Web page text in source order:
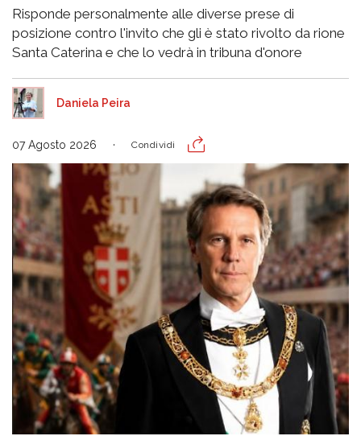
Risponde personalmente alle diverse prese di
posizione contro l'invito che gli è stato rivolto da rione
Santa Caterina e che lo vedrà in tribuna d'onore
Daniela Peira
07 Agosto 2026 Condividi